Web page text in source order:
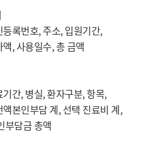
록번호, 주소, 입원기간,
, 사용일수, 총 금액
간, 병실, 환자구분, 항목,
본인부담 계, 선택 진료비 계,
부담금 총액